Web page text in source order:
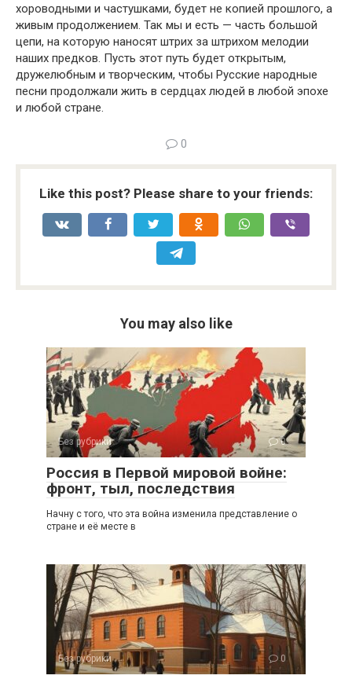
хороводными и частушками, будет не копией прошлого, а
живым продолжением. Так мы и есть — часть большой
цепи, на которую наносят штрих за штрихом мелодии
наших предков. Пусть этот путь будет открытым,
дружелюбным и творческим, чтобы Русские народные
песни продолжали жить в сердцах людей в любой эпохе
и любой стране.
0
Like this post? Please share to your friends:
You may also like
Без рубрики 0
Россия в Первой мировой войне:
фронт, тыл, последствия
Начну с того, что эта война изменила представление о
стране и её месте в
Без рубрики 0